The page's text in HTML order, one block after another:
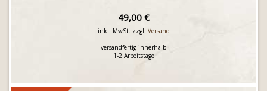
49,00 €
inkl. MwSt. zzgl. Versand
versandfertig innerhalb
1-2 Arbeitstage